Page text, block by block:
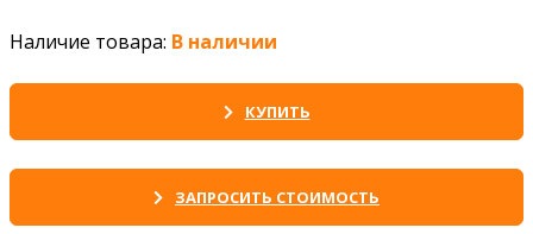
Наличие товара: В наличии
КУПИТЬ
ЗАПРОСИТЬ СТОИМОСТЬ